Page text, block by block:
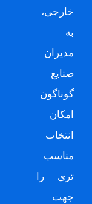
خارجی،
به
مدیران
صنایع
گوناگون
امکان
انتخاب
مناسب
تری را
جهت